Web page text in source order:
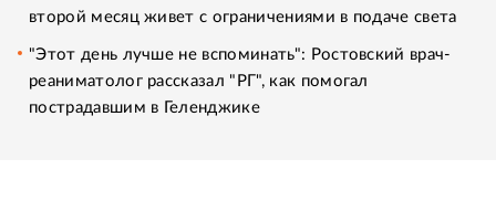
второй месяц живет с ограничениями в подаче света
"Этот день лучше не вспоминать": Ростовский врач-
реаниматолог рассказал "РГ", как помогал
пострадавшим в Геленджике